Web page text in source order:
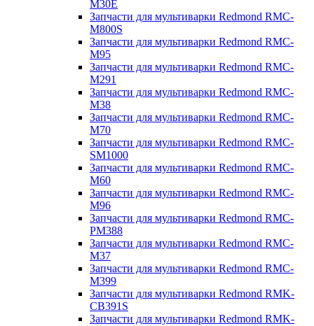
M30E
Запчасти для мультиварки Redmond RMC-
M800S
Запчасти для мультиварки Redmond RMC-
M95
Запчасти для мультиварки Redmond RMC-
M291
Запчасти для мультиварки Redmond RMC-
M38
Запчасти для мультиварки Redmond RMC-
M70
Запчасти для мультиварки Redmond RMC-
SM1000
Запчасти для мультиварки Redmond RMC-
M60
Запчасти для мультиварки Redmond RMC-
M96
Запчасти для мультиварки Redmond RMC-
PM388
Запчасти для мультиварки Redmond RMC-
M37
Запчасти для мультиварки Redmond RMC-
M399
Запчасти для мультиварки Redmond RMK-
CB391S
Запчасти для мультиварки Redmond RMK-